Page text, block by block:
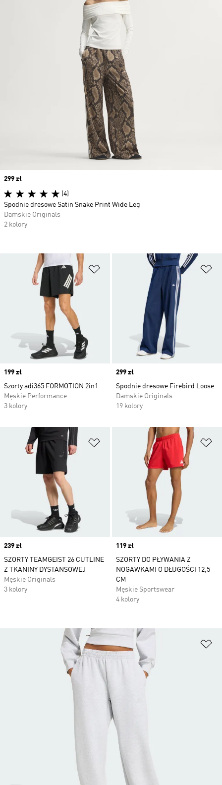
Dodaj do listy życzeń
Price
199 zł
Szorty adi365 FORMOTION 2in1
Męskie Performance
3 kolory
Price
299 zł
Spodnie dresowe Firebird Loose
Damskie Originals
19 kolory
Dodaj do listy życzeń
Price
239 zł
SZORTY TEAMGEIST 26 CUTLINE
Z TKANINY DYSTANSOWEJ
Męskie Originals
3 kolory
Price
119 zł
SZORTY DO PŁYWANIA Z
NOGAWKAMI O DŁUGOŚCI 12,5
CM
Męskie Sportswear
4 kolory
Price
299 zł
(4)
Spodnie dresowe Satin Snake Print Wide Leg
Damskie Originals
2 kolory